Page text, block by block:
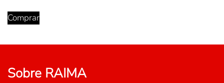
Comprar
Sobre RAIMA